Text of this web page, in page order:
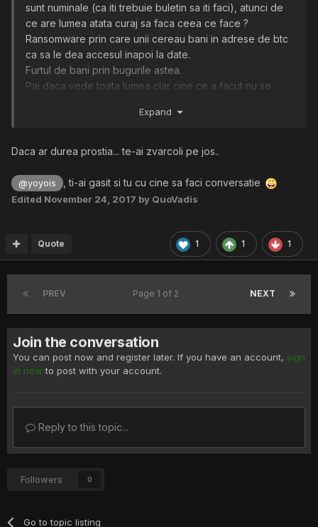
sunt numinale (ca iti trebuie buletin sa iti faci), atunci de
ce are lumea atata curaj sa faca ceea ce face ?
Ransomware prin care unii cereau bani in adrese de btc
ca sa le dea accesul inapoi la date.
Furtul de bani prin bugurile astea.
Pai daca vede toata lumea clar cine ce a facut nu se
direct la usa la individ si sa-l inhate ?
in casa cuiva si ar fura ceva si la plecare si-ar lasa si
Expand
Daca ar durea prostia... te-ai zvarcoli pe jos..
@yoyois , ti-ai gasit si tu cu cine sa faci conversatie
Edited November 24, 2017 by QuoVadis
1 1 1
Quote
PREV NEXT
Page 1 of 2
Join the conversation
You can post now and register later. If you have an account, sign
in now to post with your account.
Reply to this topic...
Followers 0
Go to topic listing